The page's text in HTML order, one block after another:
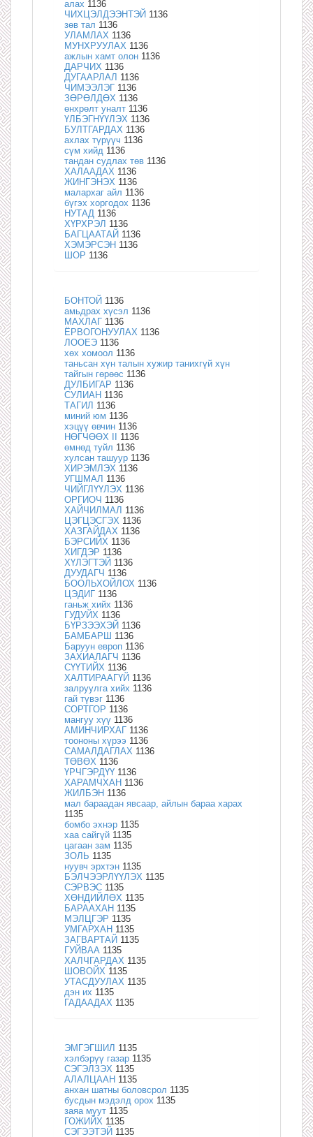
алах 1136
ЧИХЦЭЛДЭЭНТЭЙ 1136
зөв тал 1136
УЛАМЛАХ 1136
МУНХРУУЛАХ 1136
ажлын хамт олон 1136
ДАРЧИХ 1136
ДУГААРЛАЛ 1136
ЧИМЭЭЛЭГ 1136
ЗӨРӨЛДӨХ 1136
өнхрөлт уналт 1136
ҮЛБЭГНҮҮЛЭХ 1136
БУЛТГАРДАХ 1136
ахлах түрүүч 1136
сүм хийд 1136
тандан судлах төв 1136
ХАЛААДАХ 1136
ЖИНГЭНЭХ 1136
малархаг айл 1136
бүгэх хоргодох 1136
НУТАД 1136
ХҮРХРЭЛ 1136
БАГЦААТАЙ 1136
ХЭМЭРСЭН 1136
ШОР 1136
БОНТОЙ 1136
амьдрах хүсэл 1136
МАХЛАГ 1136
ЁРВОГОНУУЛАХ 1136
ЛООЕЭ 1136
хөх хомоол 1136
таньсан хүн талын хужир танихгүй хүн
тайгын гөрөөс 1136
ДУЛБИГАР 1136
СУЛИАН 1136
ТАГИЛ 1136
миний юм 1136
хэцүү өвчин 1136
НӨГЧӨӨХ II 1136
өмнөд туйл 1136
хулсан ташуур 1136
ХИРЭМЛЭХ 1136
УГШМАЛ 1136
ЧИЙГЛҮҮЛЭХ 1136
ОРГИОЧ 1136
ХАЙЧИЛМАЛ 1136
ЦЭГЦЭСГЭХ 1136
ХАЗГАЙДАХ 1136
БЭРСИЙХ 1136
ХИГДЭР 1136
ХҮЛЭГТЭЙ 1136
ДУУДАГЧ 1136
БООЛЬХОЙЛОХ 1136
ЦЭДИГ 1136
ганьж хийх 1136
ГУДУЙХ 1136
БҮРЗЭЭХЭЙ 1136
БАМБАРШ 1136
Баруун европ 1136
ЗАХИАЛАГЧ 1136
СҮҮТИЙХ 1136
ХАЛТИРААГҮЙ 1136
залруулга хийх 1136
гай түвэг 1136
СОРТГОР 1136
мангуу хүү 1136
АМИНЧИРХАГ 1136
тоононы хүрээ 1136
САМАЛДАГЛАХ 1136
ТӨВӨХ 1136
ҮРЧГЭРДҮҮ 1136
ХАРАМЧХАН 1136
ЖИЛБЭН 1136
мал бараадан явсаар, айлын бараа харах
1135
бомбо эхнэр 1135
хаа сайгүй 1135
цагаан зам 1135
ЗОЛЬ 1135
нуувч эрхтэн 1135
БЭЛЧЭЭРЛҮҮЛЭХ 1135
СЭРВЭС 1135
ХӨНДИЙЛӨХ 1135
БАРААХАН 1135
МЭЛЦГЭР 1135
УМГАРХАН 1135
ЗАГВАРТАЙ 1135
ГУЙВАА 1135
ХАЛЧГАРДАХ 1135
ШОВОЙХ 1135
УТАСДУУЛАХ 1135
дэн их 1135
ГАДААДАХ 1135
ЭМГЭГШИЛ 1135
хэлбэрүү газар 1135
СЭГЭЛЗЭХ 1135
АЛАЛЦААН 1135
анхан шатны боловсрол 1135
бусдын мэдэлд орох 1135
заяа муут 1135
ГОЖИЙХ 1135
СЭГЭЭТЭЙ 1135